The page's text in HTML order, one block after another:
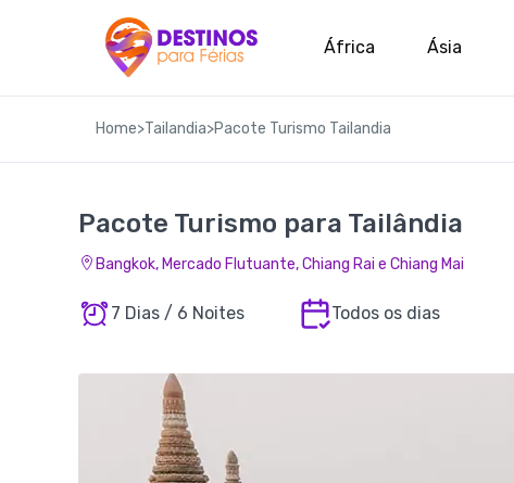
África Ásia
Home>Tailandia>Pacote Turismo Tailandia
Pacote Turismo para Tailândia
Bangkok, Mercado Flutuante, Chiang Rai e Chiang Mai
7 Dias / 6 Noites Todos os dias